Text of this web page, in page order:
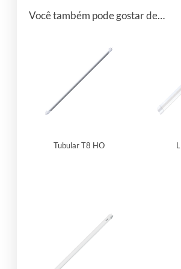
Você também pode gostar de…
Tubular T8 HO